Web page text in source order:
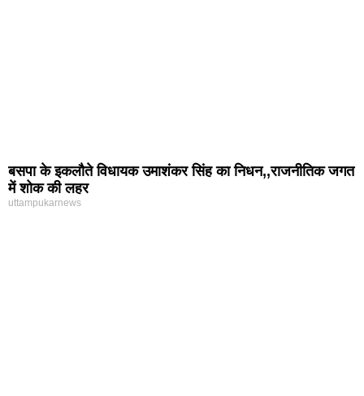
बसपा के इकलौते विधायक उमाशंकर सिंह का निधन,,राजनीतिक जगत
में शोक की लहर
uttampukarnews